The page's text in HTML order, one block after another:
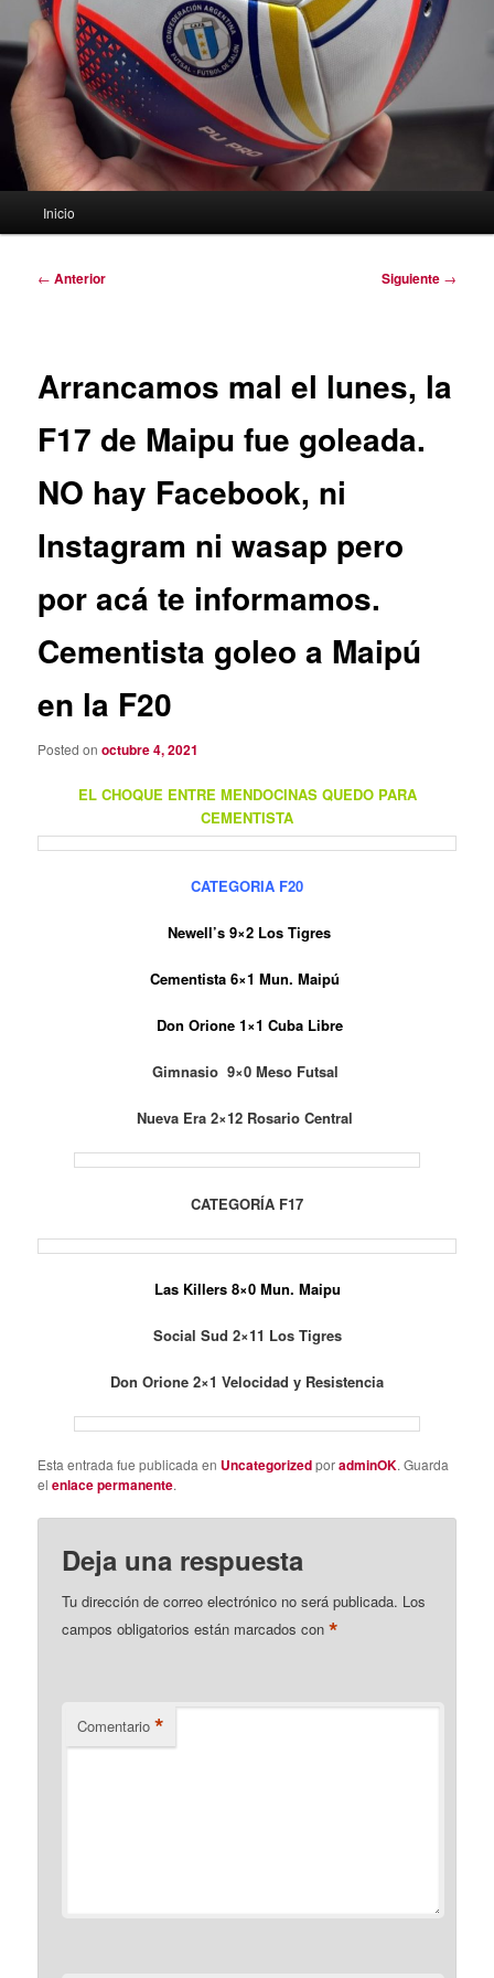
Inicio
Navegación
← Anterior Siguiente →
Arrancamos mal el lunes, la
F17 de Maipu fue goleada.
NO hay Facebook, ni
Instagram ni wasap pero
por acá te informamos.
Cementista goleo a Maipú
en la F20
Posted onoctubre 4, 2021
EL CHOQUE ENTRE MENDOCINAS QUEDO PARA
CEMENTISTA
CATEGORIA F20
Newell’s 9×2 Los Tigres
Cementista 6×1 Mun. Maipú
Don Orione 1×1 Cuba Libre
Gimnasio 9×0 Meso Futsal
Nueva Era 2×12 Rosario Central
CATEGORÍA F17
Las Killers 8×0 Mun. Maipu
Social Sud 2×11 Los Tigres
Don Orione 2×1 Velocidad y Resistencia
Esta entrada fue publicada en UncategorizedporadminOK. Guarda
elenlace permanente.
Deja una respuesta
Tu dirección de correo electrónico no será publicada. Los
campos obligatorios están marcados con*
Comentario *